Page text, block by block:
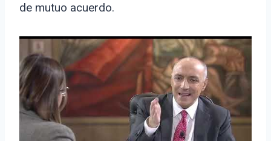
de mutuo acuerdo.